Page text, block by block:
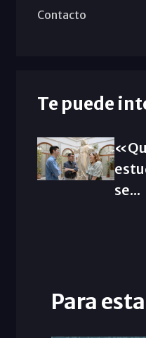
Contacto
Te puede
se...
Para